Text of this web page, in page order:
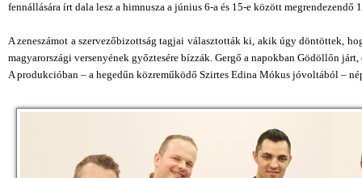
fennállására írt dala lesz a himnusza a június 6-a és 15-e között megrendezendő
A zeneszámot a szervezőbizottság tagjai választották ki, akik úgy döntöttek,
magyarországi versenyének győztesére bízzák. Gergő a napokban Gödöllőn
A produkcióban – a hegedűn közreműködő Szirtes Edina Mókus jóvoltából –